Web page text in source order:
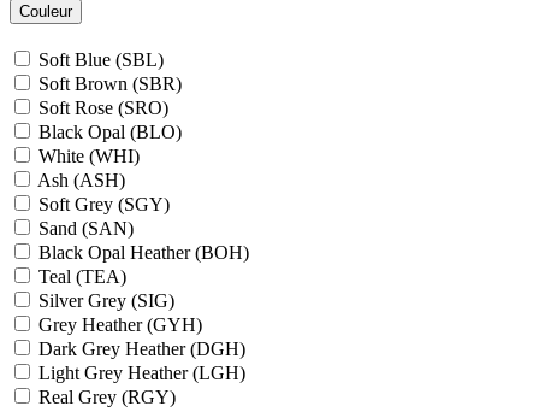
Couleur
Soft Blue (SBL)
Soft Brown (SBR)
Soft Rose (SRO)
Black Opal (BLO)
White (WHI)
Ash (ASH)
Soft Grey (SGY)
Sand (SAN)
Black Opal Heather (BOH)
Teal (TEA)
Silver Grey (SIG)
Grey Heather (GYH)
Dark Grey Heather (DGH)
Light Grey Heather (LGH)
Real Grey (RGY)